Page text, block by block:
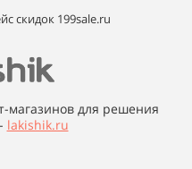
скидок 199sale.ru
магазинов для решения
lakishik.ru